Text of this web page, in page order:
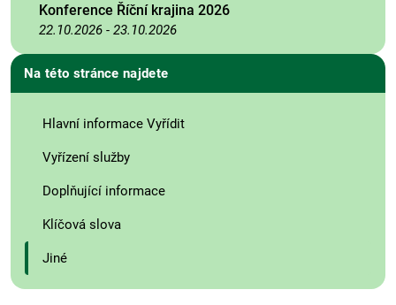
Konference Říční krajina 2026
22.10.2026 - 23.10.2026
Na této stránce najdete
Hlavní informace Vyřídit
Vyřízení služby
Doplňující informace
Klíčová slova
Jiné